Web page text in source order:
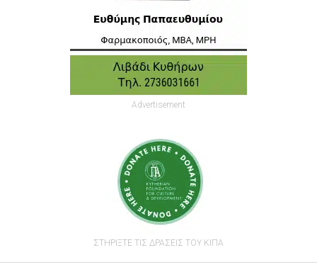
Advertisement
ΣΤΗΡΙΞΤΕ ΤΙΣ ΔΡΑΣΕΙΣ ΤΟΥ ΚΙΠΑ